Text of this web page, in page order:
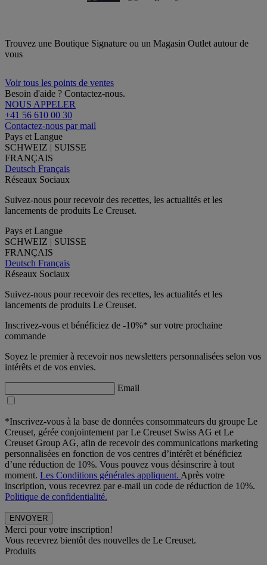
Trouvez une Boutique Signature ou un Magasin Outlet autour de
vous
Voir tous les points de ventes
Besoin d'aide ? Contactez-nous.
NOUS APPELER
+41 56 610 00 30
Contactez-nous par mail
Pays et Langue
SCHWEIZ | SUISSE
FRANÇAIS
Deutsch Français
Réseaux Sociaux
Suivez-nous pour recevoir des recettes, les actualités et les
lancements de produits Le Creuset.
Pays et Langue
SCHWEIZ | SUISSE
FRANÇAIS
Deutsch Français
Réseaux Sociaux
Suivez-nous pour recevoir des recettes, les actualités et les
lancements de produits Le Creuset.
Inscrivez-vous et bénéficiez de -10%* sur votre prochaine
commande
Soyez le premier à recevoir nos newsletters personnalisées selon vos
intérêts et de vos envies.
Email
*Inscrivez-vous à la base de données consommateurs du groupe Le
Creuset, gérée conjointement par Le Creuset Swiss AG et Le
Creuset Group AG, afin de recevoir des communications marketing
personnalisées en fonction de vos centres d’intérêt et bénéficiez
d’une réduction de 10%. Vous pouvez vous désinscrire à tout
moment. Les Conditions générales appliquent. Après votre
inscription, vous recevrez par e-mail un code de réduction de 10%.
Politique de confidentialité.
Merci pour votre inscription!
Vous recevrez bientôt des nouvelles de Le Creuset.
Produits